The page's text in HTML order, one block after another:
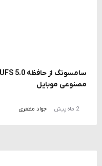
مصنوعی موبایل
2 ماه پیش جواد مظفری